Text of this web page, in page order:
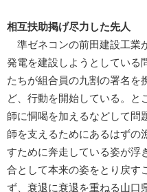
相互扶助掲げ尽力した先人
準ゼネコンの前田建設工業
発電を建設しようとしている
たちが組合員の九割の署名を
ど、行動を開始している。と
師に恫喝を加えるなどして問
師を支えるためにあるはずの
すために奔走している姿が浮
合として本来の姿をとり戻す
ず、衰退に衰退を重ねる山口